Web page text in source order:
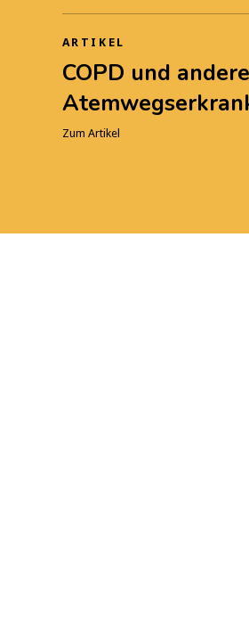
ARTIKEL
COPD und andere
Zum Artikel